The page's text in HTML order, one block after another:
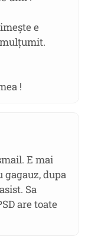
e
!
E mai
gagauz, dupa
Sa
are toate